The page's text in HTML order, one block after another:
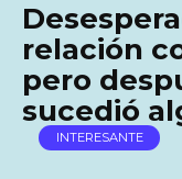
relación
pero
sucedió
INTERESANTE